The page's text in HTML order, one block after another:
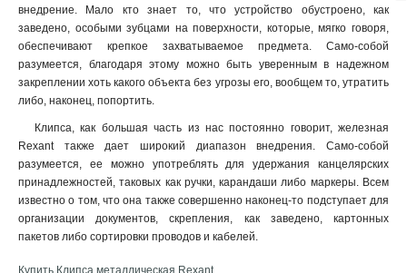
внедрение. Мало кто знает то, что устройство обустроено, как
заведено, особыми зубцами на поверхности, которые, мягко говоря,
обеспечивают крепкое захватываемое предмета. Само-собой
разумеется, благодаря этому можно быть уверенным в надежном
закреплении хоть какого объекта без угрозы его, вообщем то, утратить
либо, наконец, попортить.
Клипса, как большая часть из нас постоянно говорит, железная
Rexant также дает широкий диапазон внедрения. Само-собой
разумеется, ее можно употреблять для удержания канцелярских
принадлежностей, таковых как ручки, карандаши либо маркеры. Всем
известно о том, что она также совершенно наконец-то подступает для
организации документов, скрепления, как заведено, картонных
пакетов либо сортировки проводов и кабелей.
Купить Клипса металлическая Rexant